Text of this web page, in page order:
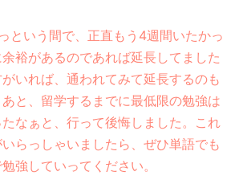
という間で、正直もう4週間いたかっ
裕があるのであれば延長してました
がいれば、通われてみて延長するのも
と、留学するまでに最低限の勉強は
なぁと、行って後悔しました。これ
らっしゃいましたら、ぜひ単語でも
強していってください。